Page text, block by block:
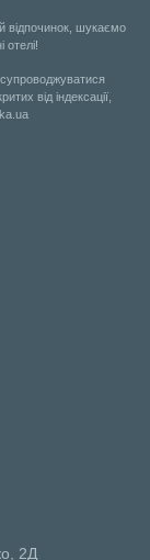
відпочинок, шукаємо
отелі!
від індексації,
2Д